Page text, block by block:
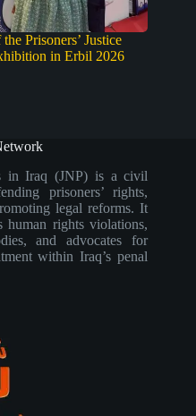
Prisoners’ Justice
in Erbil 2026
in Iraq (JNP) is a civil
prisoners’ rights,
legal reforms. It
human rights violations,
and advocates for
within Iraq’s penal